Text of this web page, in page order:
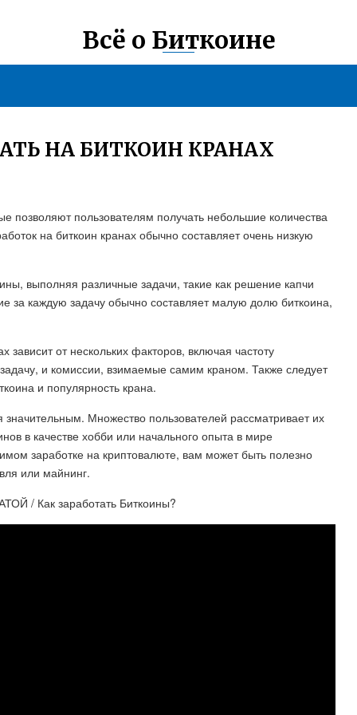
Всё о Биткоине
НА БИТКОИН КРАНАХ
позволяют пользователям получать небольшие количества
на биткоин кранах обычно составляет очень низкую
выполняя различные задачи, такие как решение капчи
за каждую задачу обычно составляет малую долю биткоина,
зависит от нескольких факторов, включая частоту
и комиссии, взимаемые самим краном. Также следует
и популярность крана.
Множество пользователей рассматривает их
в качестве хобби или начального опыта в мире
заработке на криптовалюте, вам может быть полезно
или майнинг.
/ Как заработать Биткоины?